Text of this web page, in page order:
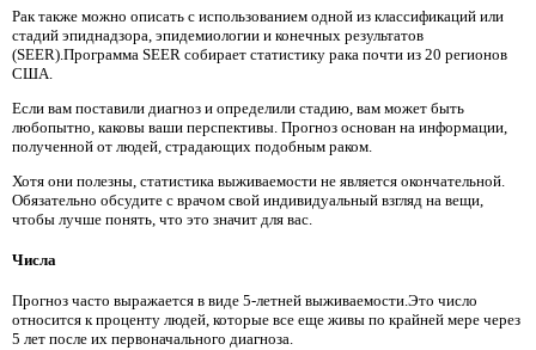
Рак также можно описать с использованием одной из классификаций или
стадий эпиднадзора, эпидемиологии и конечных результатов
(SEER).Программа SEER собирает статистику рака почти из 20 регионов
США.
Если вам поставили диагноз и определили стадию, вам может быть
любопытно, каковы ваши перспективы. Прогноз основан на информации,
полученной от людей, страдающих подобным раком.
Хотя они полезны, статистика выживаемости не является окончательной.
Обязательно обсудите с врачом свой индивидуальный взгляд на вещи,
чтобы лучше понять, что это значит для вас.
Числа
Прогноз часто выражается в виде 5-летней выживаемости.Это число
относится к проценту людей, которые все еще живы по крайней мере через
5 лет после их первоначального диагноза.